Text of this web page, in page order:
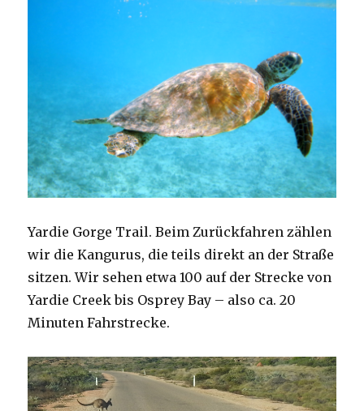
Yardie Gorge Trail. Beim Zurückfahren zählen
wir die Kangurus, die teils direkt an der Straße
sitzen. Wir sehen etwa 100 auf der Strecke von
Yardie Creek bis Osprey Bay – also ca. 20
Minuten Fahrstrecke.